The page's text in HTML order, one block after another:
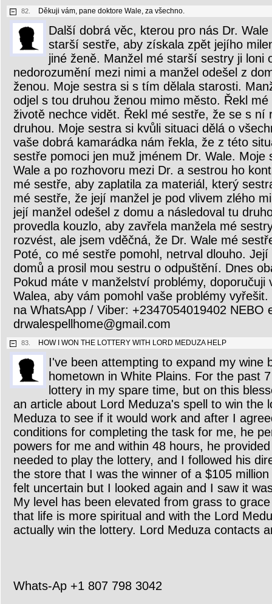
82. Děkuji vám, pane doktore Wale, za všechno.
Další dobrá věc, kterou pro nás Dr.
starší sestře, aby získala zpět jejího
jiné ženě. Manžel mé starší sestry ji loni
nedorozumění mezi nimi a manžel odešel z
ženou. Moje sestra si s tím dělala starosti.
odjel s tou druhou ženou mimo město. Řekl
životě nechce vidět. Řekl mé sestře, že se s ní
druhou. Moje sestra si kvůli situaci dělá o
vaše dobrá kamarádka nám řekla, že z této
sestře pomoci jen muž jménem Dr. Wale. Moje
Wale a po rozhovoru mezi Dr. a sestrou ho
mé sestře, aby zaplatila za materiál, který
mé sestře, že její manžel je pod vlivem zlého
její manžel odešel z domu a následoval tu
provedla kouzlo, aby zavřela manžela mé
rozvést, ale jsem vděčná, že Dr. Wale mé
Poté, co mé sestře pomohl, netrval dlouho.
domů a prosil mou sestru o odpuštění. Dnes
Pokud máte v manželství problémy, doporučuji
Walea, aby vám pomohl vaše problémy
na WhatsApp / Viber: +2347054019402 NEBO
drwalespellhome@gmail.com
83. HOW I WON THE LOTTERY WITH LORD MEDUZA HELP
I've been attempting to expand my wine
hometown in White Plains. For the past
lottery in my spare time, but on this
an article about Lord Meduza's spell to win the
Meduza to see if it would work and after I
conditions for completing the task for me, he
powers for me and within 48 hours, he
needed to play the lottery, and I followed his
the store that I was the winner of a $105
felt uncertain but I looked again and I saw it
My level has been elevated from grass to
that life is more spiritual and with the Lord
actually win the lottery. Lord Meduza contacts
Whats-Ap +1 807 798 3042